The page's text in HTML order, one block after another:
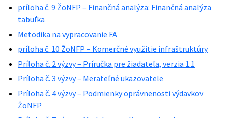
príloha č. 9 ŽoNFP – Finančná analýza: Finančná analýza
tabuľka
Metodika na vypracovanie FA
príloha č. 10 ŽoNFP – Komerčné využitie infraštruktúry
Príloha č. 2 výzvy – Príručka pre žiadateľa, verzia 1.1
Príloha č. 3 výzvy – Merateľné ukazovatele
Príloha č. 4 výzvy – Podmienky oprávnenosti výdavkov
ŽoNFP